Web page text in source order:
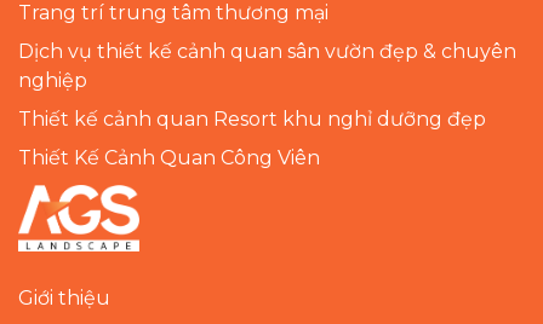
Trang trí trung tâm thương mại
Dịch vụ thiết kế cảnh quan sân vườn đẹp & chuyên
nghiệp
Thiết kế cảnh quan Resort khu nghỉ dưỡng đẹp
Thiết Kế Cảnh Quan Công Viên
Giới thiệu